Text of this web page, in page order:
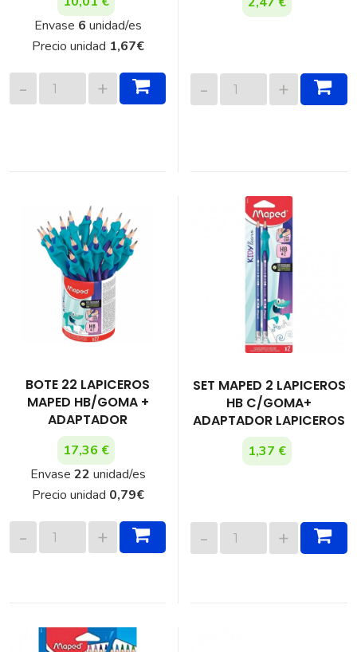
Envase 6 unidad/es
Precio unidad 1,67€
BOTE 22 LAPICEROS
MAPED HB/GOMA +
ADAPTADOR
17,36 €
Envase 22 unidad/es
Precio unidad 0,79€
SET MAPED 2 LAPICEROS
HB C/GOMA+
ADAPTADOR LAPICEROS
1,37 €